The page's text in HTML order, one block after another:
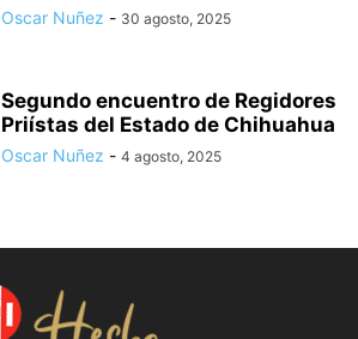
Oscar Nuñez - 30 agosto, 2025
Segundo encuentro de Regidores
Priístas del Estado de Chihuahua
Oscar Nuñez - 4 agosto, 2025